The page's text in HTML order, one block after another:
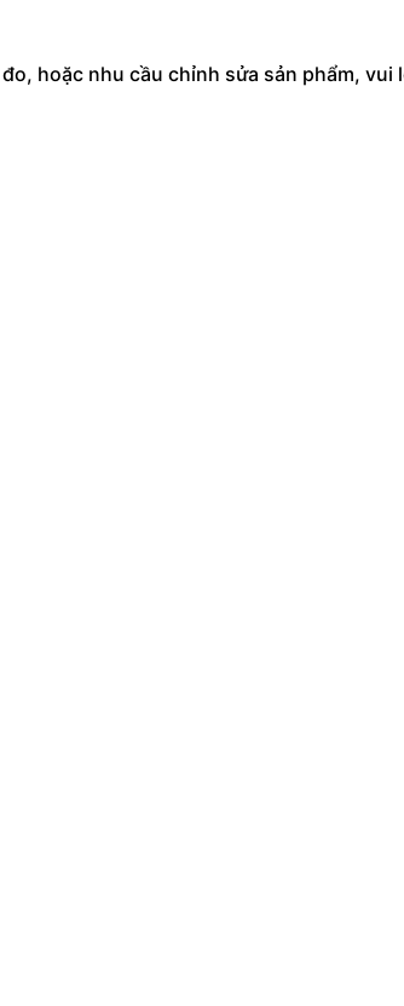
hoặc nhu cầu chỉnh sửa sản phẩm,